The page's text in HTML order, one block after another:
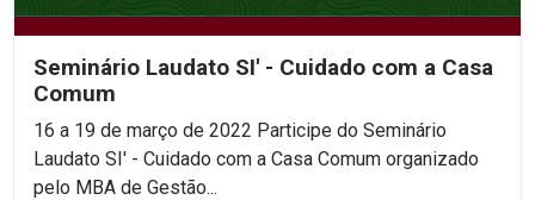
Seminário Laudato SI' - Cuidado com a Casa
Comum
16 a 19 de março de 2022 Participe do Seminário
Laudato SI' - Cuidado com a Casa Comum organizado
pelo MBA de Gestão...